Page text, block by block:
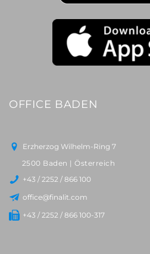
OFFICE BADEN
Erzherzog Wilhelm-Ring 7
2500 Baden | Österreich
+43 / 2252 / 866 100
office@finalit.com
+43 / 2252 / 866 100-317